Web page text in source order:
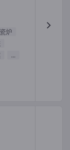
炉
...